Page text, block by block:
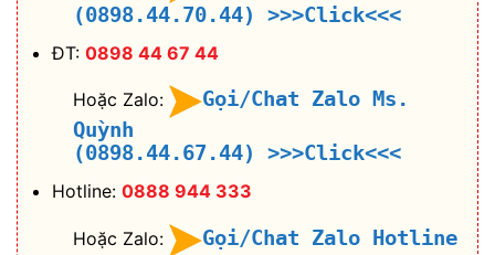
(0898.44.70.44)
>>>Click<<<
ĐT: 0898 44 67 44
Hoặc Zalo:
Gọi/Chat Zalo Ms.
Quỳnh
(0898.44.67.44)
>>>Click<<<
Hotline: 0888 944 333
Hoặc Zalo: Gọi/Chat Zalo Hotline